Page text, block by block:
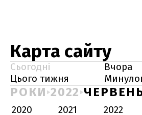
Карта сайту
Сьогодні
Вчора
Цього тижня
РОКИ 2022
2020 2021 2022